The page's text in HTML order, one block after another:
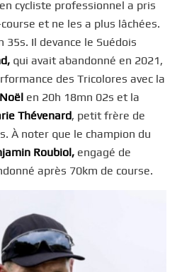
cycliste professionnel a pris
et ne les a plus lâchées.
35s. Il devance le Suédois
qui avait abandonné en 2021,
des Tricolores avec la
en 20h 18mn 02s et la
Thévenard, petit frère de
À noter que le champion du
Roubiol, engagé de
après 70km de course.